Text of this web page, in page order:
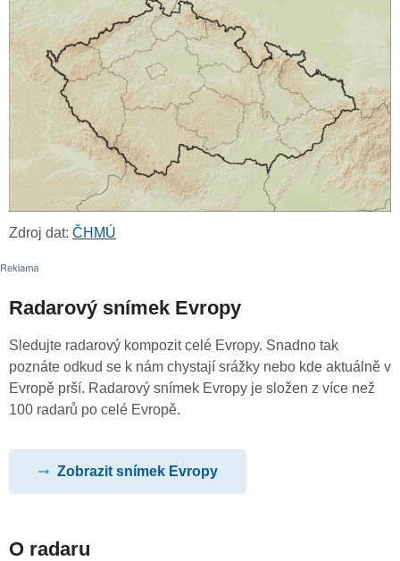
Zdroj dat: ČHMÚ
Radarový snímek Evropy
Sledujte radarový kompozit celé Evropy. Snadno tak
poznáte odkud se k nám chystají srážky nebo kde aktuálně v
Evropě prší. Radarový snímek Evropy je složen z více než
100 radarů po celé Evropě.
Zobrazit snímek Evropy
O radaru